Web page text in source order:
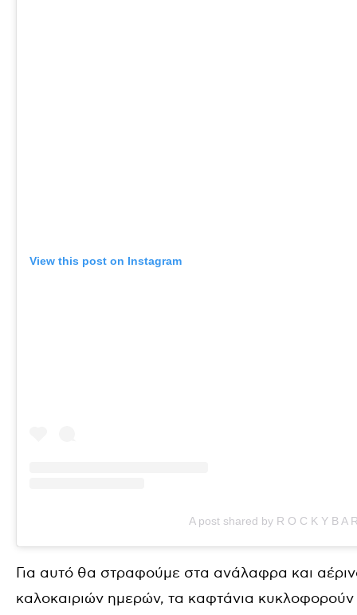
View this post on Instagram
A post shared by R O C K Y B A
Για αυτό θα στραφούμε στα ανάλαφρα και
καλοκαιριών ημερών, τα καφτάνια